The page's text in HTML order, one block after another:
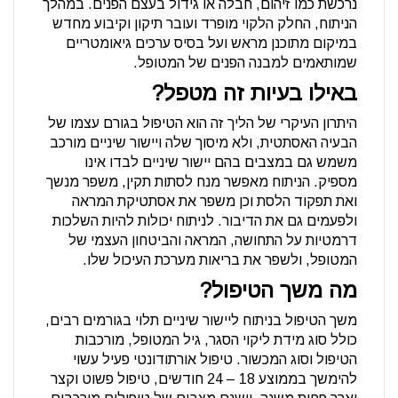
נרכשת כמו זיהום, חבלה או גידול בעצם הפנים. במהלך
הניתוח, החלק הלקוי מופרד ועובר תיקון וקיבוע מחדש
במיקום מתוכנן מראש ועל בסיס ערכים גיאומטריים
שמותאמים למבנה הפנים של המטופל.
באילו בעיות זה מטפל?
היתרון העיקרי של הליך זה הוא הטיפול בגורם עצמו של
הבעיה האסתטית, ולא מיסוך שלה ויישור שיניים מורכב
משמש גם במצבים בהם יישור שיניים לבדו אינו
מספיק. הניתוח מאפשר מנח לסתות תקין, משפר מנשך
ואת תפקוד הלסת וכן משפר את אסתטיקת המראה
ולפעמים גם את הדיבור. לניתוח יכולות להיות השלכות
דרמטיות על התחושה, המראה והביטחון העצמי של
המטופל, ולשפר את בריאות מערכת העיכול שלו.
מה משך הטיפול?
משך הטיפול בניתוח ליישור שיניים תלוי בגורמים רבים,
כולל סוג מידת ליקוי הסגר, גיל המטופל, מורכבות
הטיפול וסוג המכשור. טיפול אורתודונטי פעיל עשוי
להימשך בממוצע 18 – 24 חודשים, טיפול פשוט וקצר